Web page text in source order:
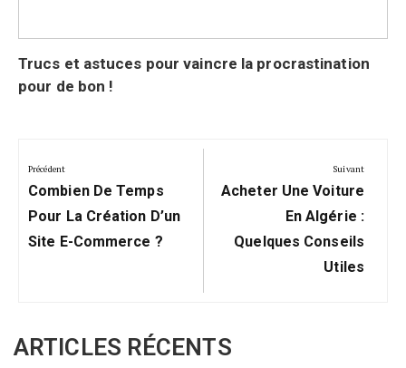
Trucs et astuces pour vaincre la procrastination
pour de bon !
de
l’article
Précédent
Précédent:
Combien De Temps
Pour La Création D’un
Site E-Commerce ?
Suivant
Suivant:
Acheter Une Voiture
En Algérie :
Quelques Conseils
Utiles
ARTICLES RÉCENTS